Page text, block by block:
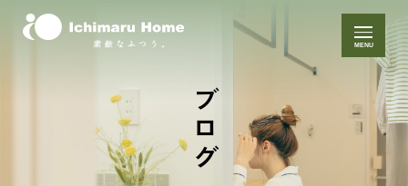
MENU
ブログ